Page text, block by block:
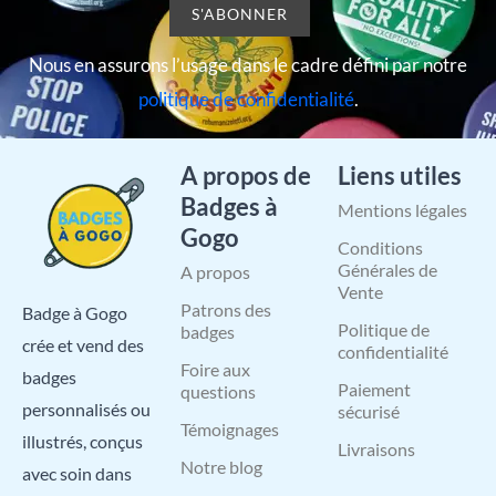
Nous en assurons l’usage dans le cadre défini par notre
politique de confidentialité.
Badge à Gogo
crée et vend des
badges
personnalisés ou
illustrés, conçus
avec soin dans
A propos de
Badges à
Gogo
A propos
Patrons des
badges
Foire aux
questions
Témoignages
Notre blog
Liens utiles
Mentions légales
Conditions
Générales de
Vente
Politique de
confidentialité
Paiement
sécurisé
Livraisons